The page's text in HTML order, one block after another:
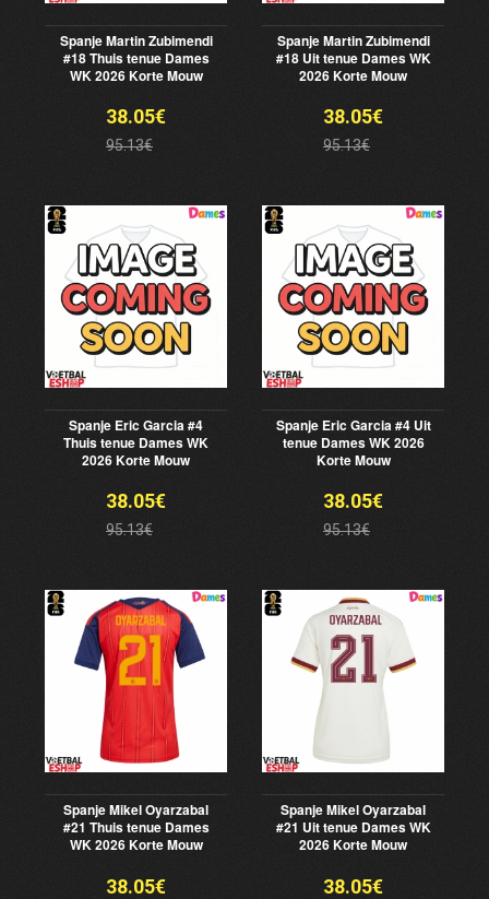
Spanje Martin Zubimendi
#18 Thuis tenue Dames
WK 2026 Korte Mouw
38.05€
95.13€
Spanje Martin Zubimendi
#18 Uit tenue Dames WK
2026 Korte Mouw
38.05€
95.13€
Spanje Eric Garcia #4
Thuis tenue Dames WK
2026 Korte Mouw
38.05€
95.13€
Spanje Eric Garcia #4 Uit
tenue Dames WK 2026
Korte Mouw
38.05€
95.13€
Spanje Mikel Oyarzabal
#21 Thuis tenue Dames
WK 2026 Korte Mouw
38.05€
Spanje Mikel Oyarzabal
#21 Uit tenue Dames WK
2026 Korte Mouw
38.05€